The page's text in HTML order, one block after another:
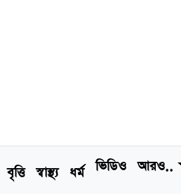
বৃত্তি স্বাস্থ্য ধর্ম ভিডিও
আরও..